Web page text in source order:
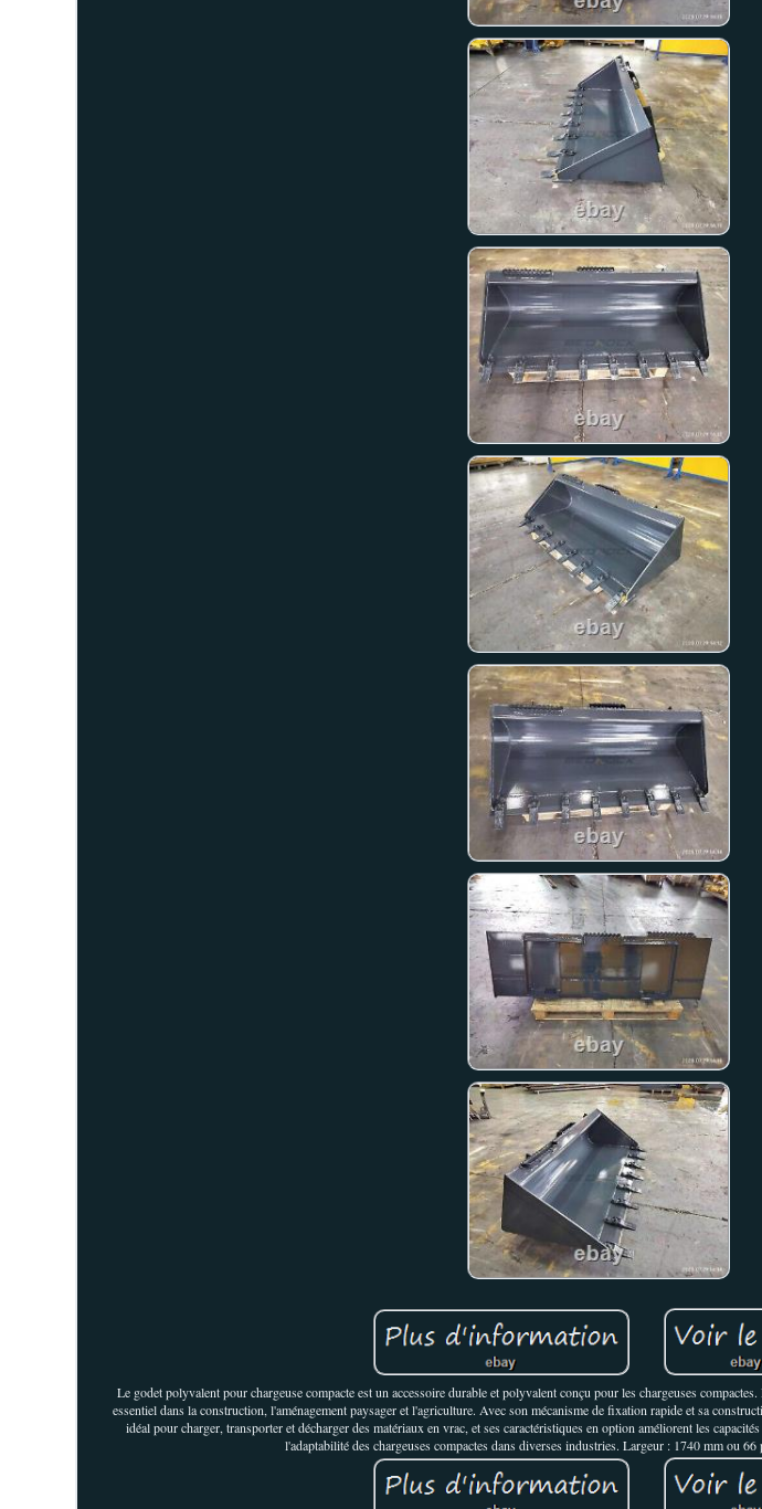
Le godet polyvalent pour chargeuse compacte est un accessoire durable et polyvalent conçu pour les chargeuses
essentiel dans la construction, l'aménagement paysager et l'agriculture. Avec son mécanisme de fixation rapide et sa
idéal pour charger, transporter et décharger des matériaux en vrac, et ses caractéristiques en option améliorent les
l'adaptabilité des chargeuses compactes dans diverses industries. Largeur : 1740 mm ou